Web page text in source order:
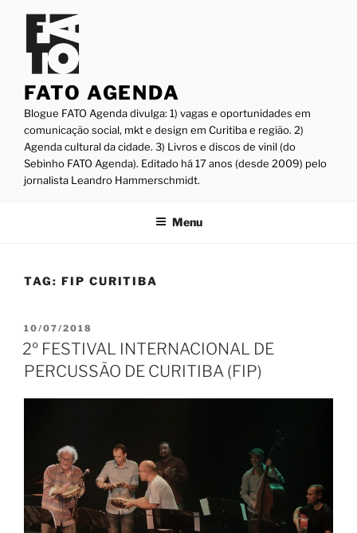
conteúdo
FATO AGENDA
Blogue FATO Agenda divulga: 1) vagas e oportunidades em
comunicação social, mkt e design em Curitiba e região. 2)
Agenda cultural da cidade. 3) Livros e discos de vinil (do
Sebinho FATO Agenda). Editado há 17 anos (desde 2009) pelo
jornalista Leandro Hammerschmidt.
Menu
TAG: FIP CURITIBA
PUBLICADO
EM
10/07/2018
2º FESTIVAL INTERNACIONAL DE
PERCUSSÃO DE CURITIBA (FIP)